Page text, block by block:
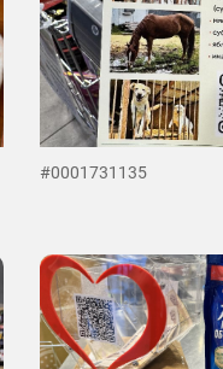
#0001731135